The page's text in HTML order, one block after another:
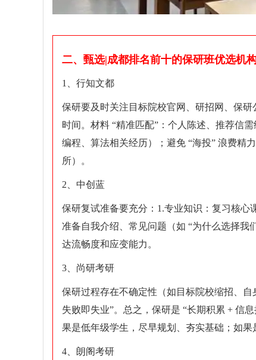
二、甄选|成都排名前十的保研班优选机
1、行知文都
保研要及时关注目标院校官网、研招网、保
时间。材料 “精准匹配”：个人陈述、推荐信
编程、算法相关经历）；避免 “海投” 浪费精
所）。
2、中创蓝
保研复试准备要充分：1.专业知识：复习核心
准备自我介绍、常见问题（如 “为什么选择我
达流畅度和应变能力。
3、尚研考研
保研过程存在不确定性（如目标院校缩招、
失败即失业”。总之，保研是 “长期积累 + 信
果是低年级学生，尽早规划、夯实基础；如果
4、朗阁考研